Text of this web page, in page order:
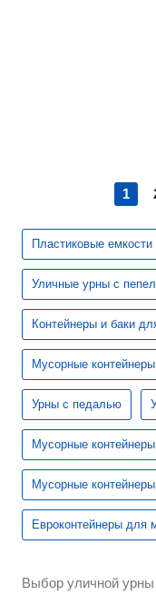
1
Пластиковые
Уличные урны с
Контейнеры и баки
Мусорные
Урны с педалью
Мусорные
Мусорные
Евроконтейнеры для
Выбор уличной